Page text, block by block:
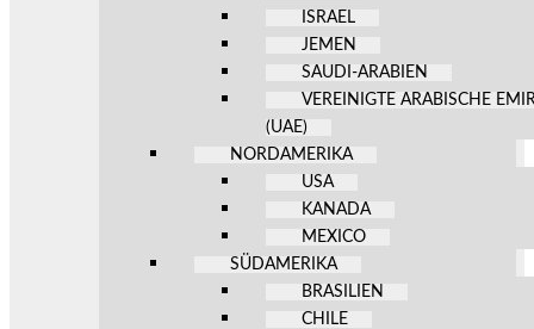
ISRAEL
JEMEN
SAUDI-ARABIEN
VEREINIGTE ARABISCHE
(UAE)
NORDAMERIKA
USA
KANADA
MEXICO
SÜDAMERIKA
BRASILIEN
CHILE